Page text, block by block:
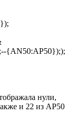
{AN50:AP50}););
нули,
и 22 из AP50